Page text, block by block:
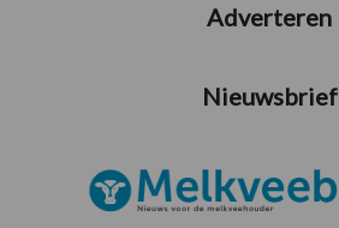
Adverteren
Nieuwsbrief